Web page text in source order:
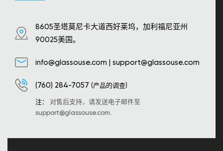
8605圣塔莫尼卡大道西好莱坞，加利福尼亚州
90025美国。
info@glassouse.com | support@glassouse.com
(760) 284-7057 (产品的调查)
注： 对售后支持，请发送电子邮件至
support@glassouse.com.